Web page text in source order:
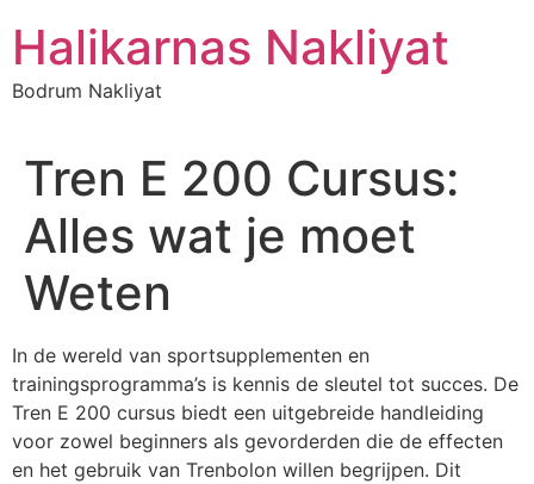
atlaHalikarnas Nakliyat
Bodrum Nakliyat
Tren E 200 Cursus:
Alles wat je moet
Weten
In de wereld van sportsupplementen en
trainingsprogramma’s is kennis de sleutel tot succes. De
Tren E 200 cursus biedt een uitgebreide handleiding
voor zowel beginners als gevorderden die de effecten
en het gebruik van Trenbolon willen begrijpen. Dit